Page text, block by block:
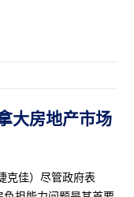
大房地产市场
克佳）尽管政府表